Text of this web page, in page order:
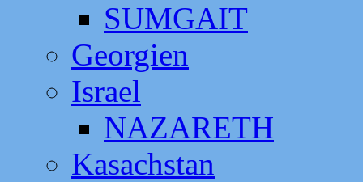
SUMGAIT
Georgien
Israel
NAZARETH
Kasachstan